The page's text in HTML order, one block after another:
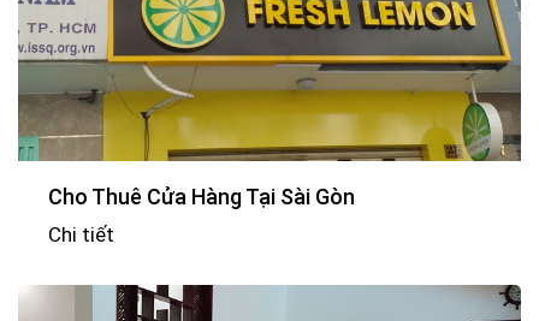
Cho Thuê Cửa Hàng Tại Sài Gòn
Chi tiết